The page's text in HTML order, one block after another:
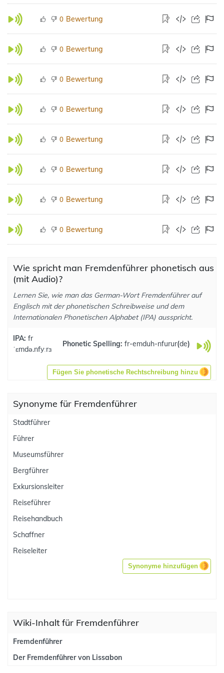
0 Bewertung
0 Bewertung
0 Bewertung
0 Bewertung
0 Bewertung
0 Bewertung
0 Bewertung
0 Bewertung
Wie spricht man Fremdenführer phonetisch aus
(mit Audio)?
Lernen Sie, wie man das German-Wort Fremdenführer auf
Englisch mit der phonetischen Schreibweise und dem
Internationalen Phonetischen Alphabet (IPA) ausspricht.
IPA: fr
ˈɛmdə.nfyːrɜ
Phonetic Spelling: fr-emduh-nfurur(de)
Fügen Sie phonetische Rechtschreibung hinzu
Synonyme für Fremdenführer
Stadtführer
Führer
Museumsführer
Bergführer
Exkursionsleiter
Reiseführer
Reisehandbuch
Schaffner
Reiseleiter
Synonyme hinzufügen
Wiki-Inhalt für Fremdenführer
Fremdenführer
Der Fremdenführer von Lissabon